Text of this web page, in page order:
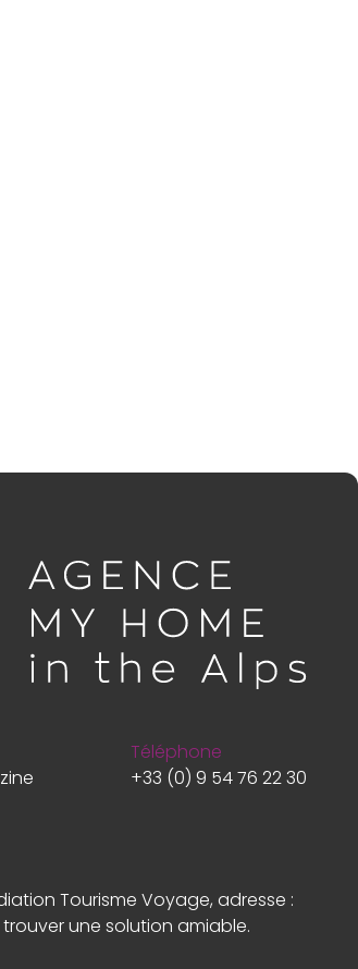
Téléphone
+33 (0) 9 54 76 22 30
Tourisme Voyage, adresse :
une solution amiable.